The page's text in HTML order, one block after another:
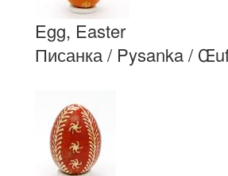
Egg, Easter
Писанка / Pysanka /